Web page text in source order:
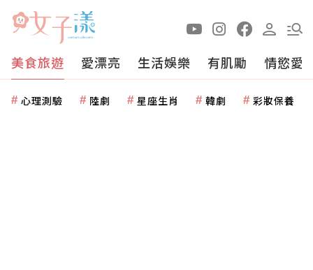
美食旅遊 愛漂亮 生活娛樂 有肌勵 情慾愛
心理測驗 陸劇 星座生肖 韓劇 彩妝保養